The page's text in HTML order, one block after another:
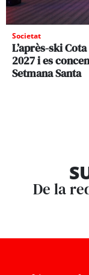
Societat
L’après-ski
2027 i es
Setmana Santa
De la